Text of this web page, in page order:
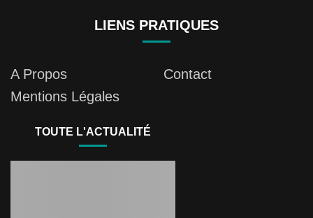
LIENS PRATIQUES
A Propos
Contact
Mentions Légales
TOUTE L'ACTUALITÉ